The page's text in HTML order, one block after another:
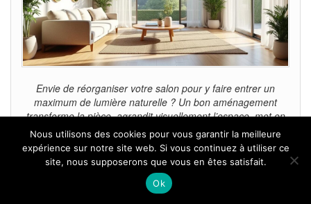
Envie de réorganiser votre salon pour y faire entrer un
maximum de lumière naturelle ? Un bon aménagement
transforme la pièce, agrandit visuellement l’espace, met en
valeur la décoration et augmente la sensation de bien-être.
En jouant avec le mobilier, les couleurs, les fenêtres et
quelques astuces d’optimisation éclairées, la luminosité se
diffuse mieux, sans…
Non
Nous utilisons des cookies pour vous garantir la meilleure
expérience sur notre site web. Si vous continuez à utiliser ce
site, nous supposerons que vous en êtes satisfait.
Ok